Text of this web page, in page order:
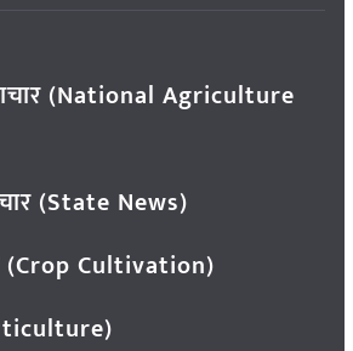
(National Agriculture
(State News)
Cultivation)